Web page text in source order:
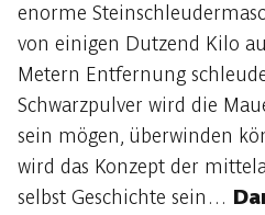
enorme
von einigen Dutzend Kilo
Metern Entfernung
Schwarzpulver wird die
sein mögen, überwinden
wird das Konzept der
selbst Geschichte sein…